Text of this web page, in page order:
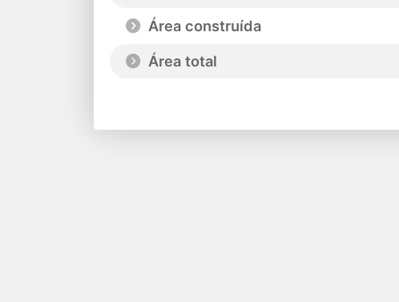
Área construída
Área total